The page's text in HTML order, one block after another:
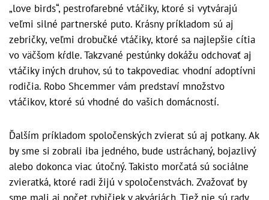
„love birds“, pestrofarebné vtáčiky, ktoré si vytvárajú
veľmi silné partnerské puto. Krásny príkladom sú aj
zebričky, veľmi drobučké vtáčiky, ktoré sa najlepšie cítia
vo väčšom kŕdle. Takzvané pestúnky dokážu odchovať aj
vtáčiky iných druhov, sú to takpovediac vhodní adoptívni
rodičia. Robo Shcemmer vám predstaví množstvo
vtáčikov, ktoré sú vhodné do vašich domácností.
Ďalším príkladom spoločenských zvierat sú aj potkany. Ak
by sme si zobrali iba jedného, bude ustráchaný, bojazlivý
alebo dokonca viac útočný. Takisto morčatá sú sociálne
zvieratká, ktoré radi žijú v spoločenstvách. Zvažovať by